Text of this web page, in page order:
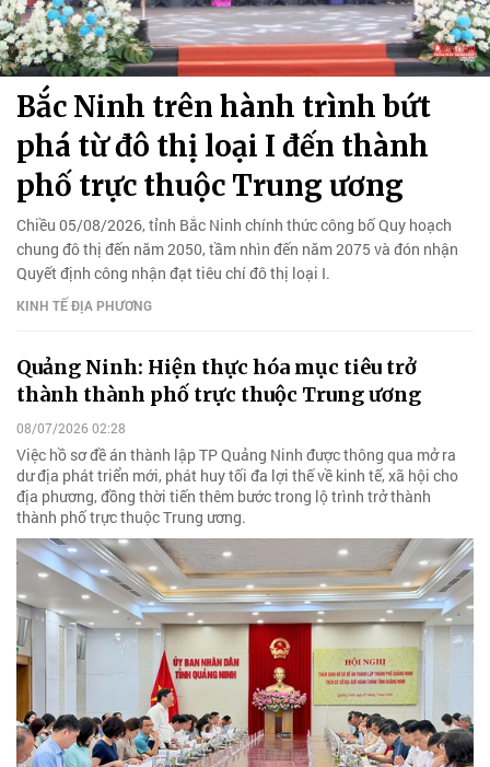
Bắc Ninh trên hành trình bứt
phá từ đô thị loại I đến thành
phố trực thuộc Trung ương
Chiều 05/08/2026, tỉnh Bắc Ninh chính thức công bố Quy hoạch
chung đô thị đến năm 2050, tầm nhìn đến năm 2075 và đón nhận
Quyết định công nhận đạt tiêu chí đô thị loại I.
KINH TẾ ĐỊA PHƯƠNG
Quảng Ninh: Hiện thực hóa mục tiêu trở
thành thành phố trực thuộc Trung ương
08/07/2026 02:28
Việc hồ sơ đề án thành lập TP Quảng Ninh được thông qua mở ra
dư địa phát triển mới, phát huy tối đa lợi thế về kinh tế, xã hội cho
địa phương, đồng thời tiến thêm bước trong lộ trình trở thành
thành phố trực thuộc Trung ương.